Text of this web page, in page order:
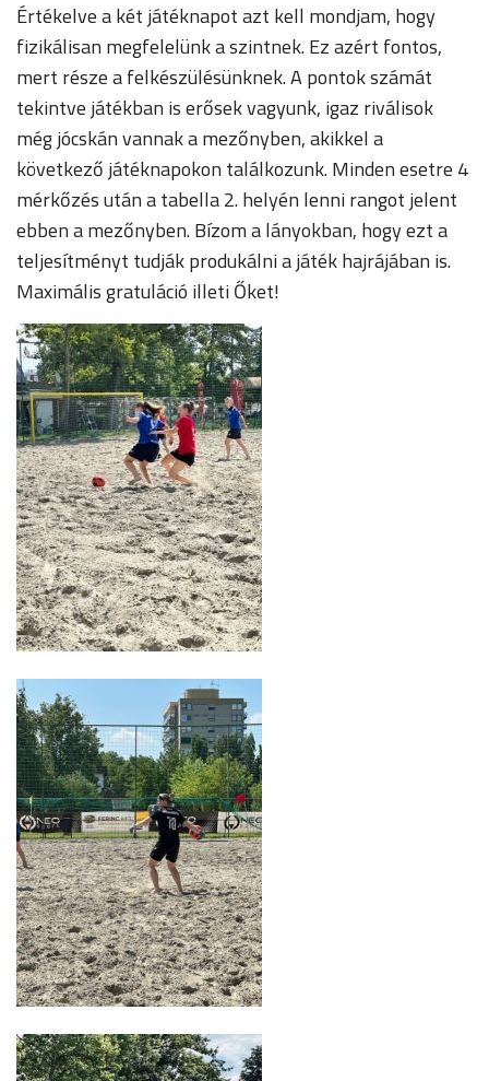
Értékelve a két játéknapot azt kell mondjam, hogy
fizikálisan megfelelünk a szintnek. Ez azért fontos,
mert része a felkészülésünknek. A pontok számát
tekintve játékban is erősek vagyunk, igaz riválisok
még jócskán vannak a mezőnyben, akikkel a
következő játéknapokon találkozunk. Minden esetre 4
mérkőzés után a tabella 2. helyén lenni rangot jelent
ebben a mezőnyben. Bízom a lányokban, hogy ezt a
teljesítményt tudják produkálni a játék hajrájában is.
Maximális gratuláció illeti Őket!